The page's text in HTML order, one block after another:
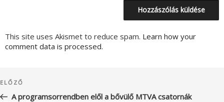
This site uses Akismet to reduce spam. Learn how your
comment data is processed.
navigáció
Korábbi
bejegyzés
ELŐZŐ
A programsorrendben elől a bővülő MTVA csatornák